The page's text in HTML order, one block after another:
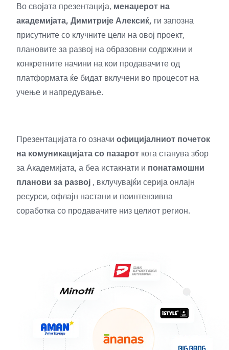
Во својата презентација, менаџерот на
академијата, Димитрије Алексиќ, ги запозна
присутните со клучните цели на овој проект,
плановите за развој на образовни содржини и
конкретните начини на кои продавачите од
платформата ќе бидат вклучени во процесот на
учење и напредување.
Презентацијата го означи официјалниот почеток
на комуникацијата со пазарот кога станува збор
за Академијата, а беа истакнати и понатамошни
планови за развој , вклучувајќи серија онлајн
ресурси, офлајн настани и поинтензивна
соработка со продавачите низ целиот регион.